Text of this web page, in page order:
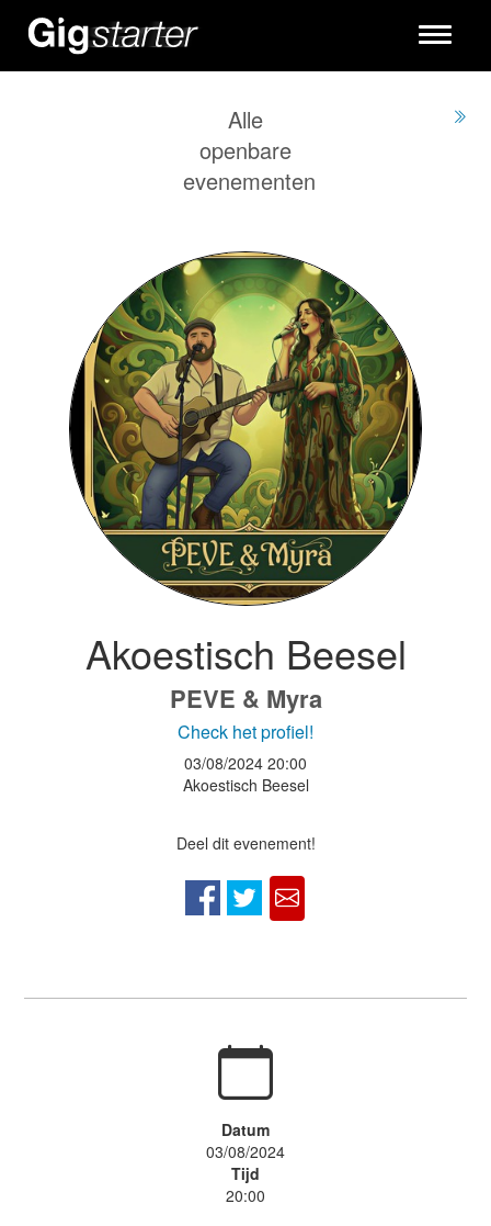
Toggle
Alle
openbare
evenementen
Akoestisch Beesel
PEVE & Myra
Check het profiel!
03/08/2024 20:00
Akoestisch Beesel
Deel dit evenement!
Datum
03/08/2024
Tijd
20:00